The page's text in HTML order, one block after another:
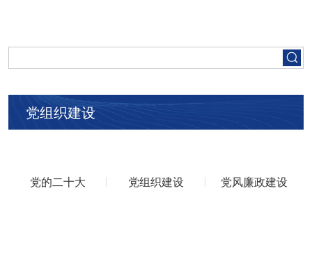
人才招聘
党组织建设
党的二十大 党组织建设 党风廉政建设